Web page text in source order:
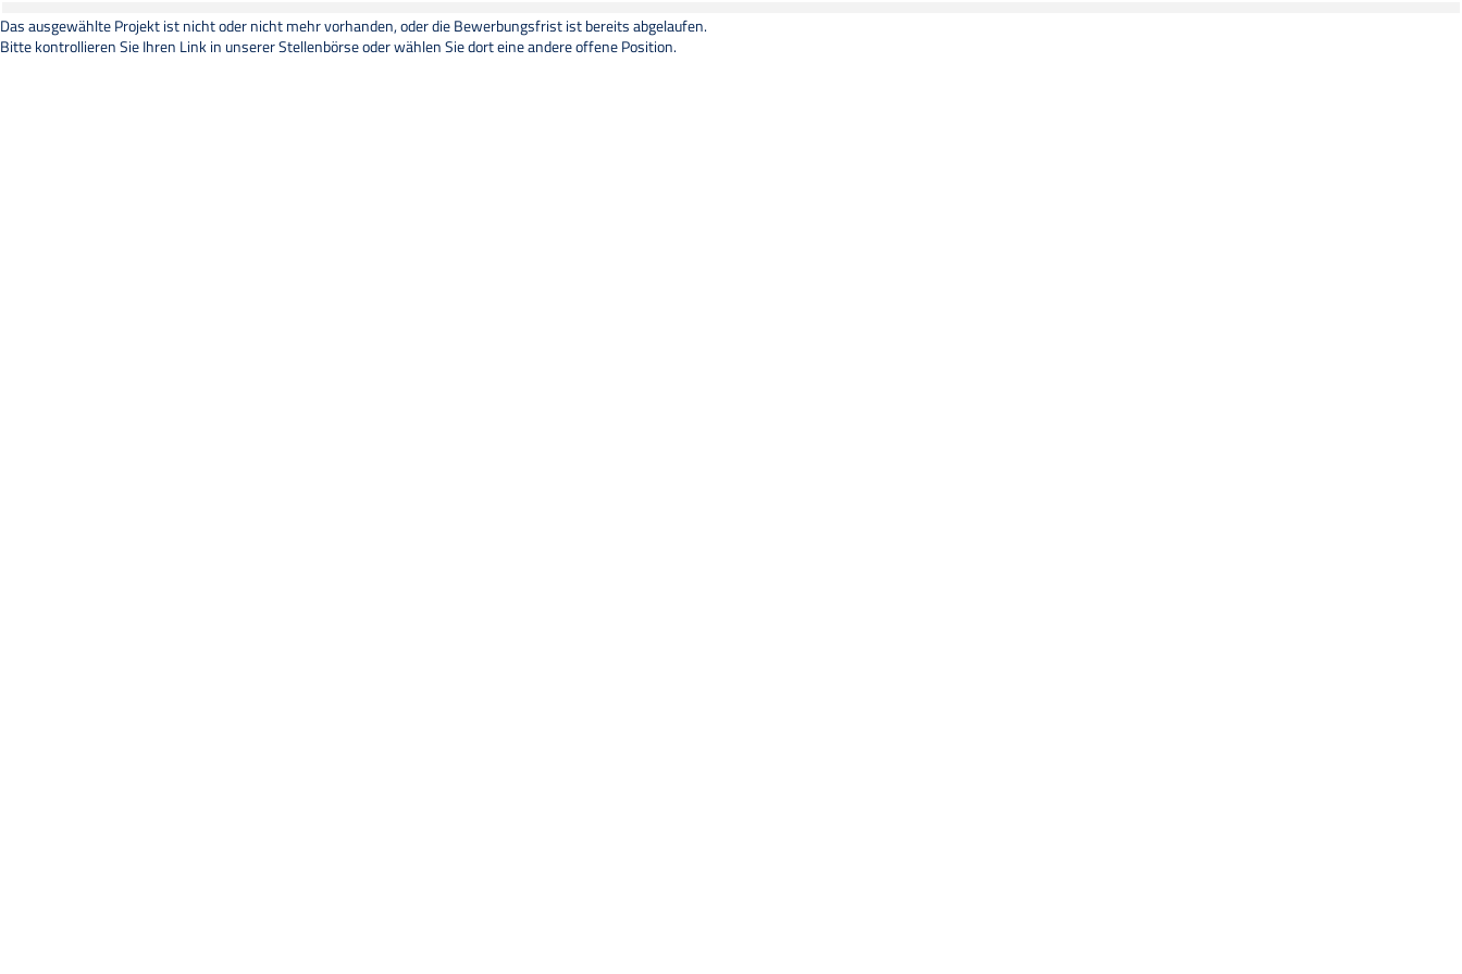
Das ausgewählte Projekt ist nicht oder nicht mehr vorhanden, oder die Bewerbungsfrist ist bereits abgelaufen.
Bitte kontrollieren Sie Ihren Link in unsererStellenbörseoder wählen Sie dort eine andere offene Position.